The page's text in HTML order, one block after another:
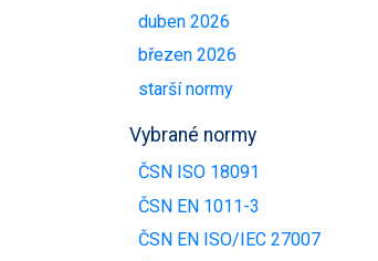
duben 2026
březen 2026
starší normy
Vybrané normy
ČSN ISO 18091
ČSN EN 1011-3
ČSN EN ISO/IEC 27007